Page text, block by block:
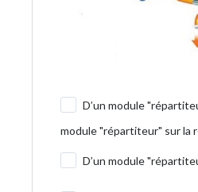
D’un module
module "répartiteur" sur la
D’un module